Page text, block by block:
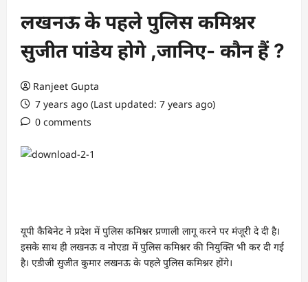
लखनऊ के पहले पुलिस कमिश्नर
सुजीत पांडेय होगे ,जानिए- कौन हैं ?
Ranjeet Gupta
7 years ago (Last updated: 7 years ago)
0 comments
यूपी कैबिनेट ने प्रदेश में पुलिस कमिश्नर प्रणाली लागू करने पर मंजूरी दे दी है।
इसके साथ ही लखनऊ व नोएडा में पुलिस कमिश्नर की नियुक्ति भी कर दी गई
है। एडीजी सुजीत कुमार लखनऊ के पहले पुलिस कमिश्नर होंगे।